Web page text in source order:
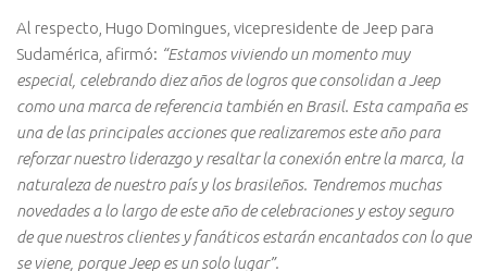
Al respecto, Hugo Domingues, vicepresidente de Jeep para
Sudamérica, afirmó: “Estamos viviendo un momento muy
especial, celebrando diez años de logros que consolidan a Jeep
como una marca de referencia también en Brasil. Esta campaña es
una de las principales acciones que realizaremos este año para
reforzar nuestro liderazgo y resaltar la conexión entre la marca, la
naturaleza de nuestro país y los brasileños. Tendremos muchas
novedades a lo largo de este año de celebraciones y estoy seguro
de que nuestros clientes y fanáticos estarán encantados con lo que
se viene, porque Jeep es un solo lugar”.